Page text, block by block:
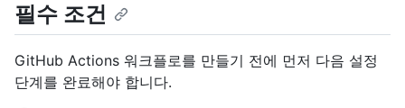
필수 조건
GitHub Actions 워크플로를 만들기 전에 먼저 다음 설정
단계를 완료해야 합니다.